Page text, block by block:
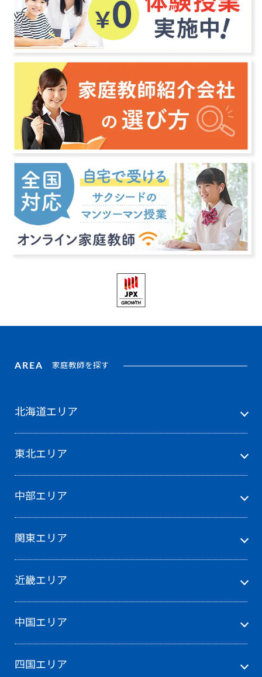
AREA 家庭教師を探す
北海道エリア
東北エリア
中部エリア
関東エリア
近畿エリア
中国エリア
四国エリア